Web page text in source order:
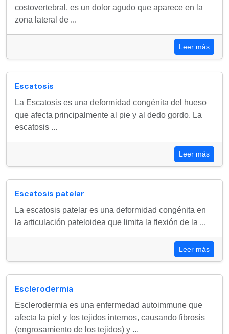
costovertebral, es un dolor agudo que aparece en la
zona lateral de ...
Leer más
Escatosis
La Escatosis es una deformidad congénita del hueso
que afecta principalmente al pie y al dedo gordo. La
escatosis ...
Leer más
Escatosis patelar
La escatosis patelar es una deformidad congénita en
la articulación pateloidea que limita la flexión de la ...
Leer más
Esclerodermia
Esclerodermia es una enfermedad autoimmune que
afecta la piel y los tejidos internos, causando fibrosis
(engrosamiento de los tejidos) y ...